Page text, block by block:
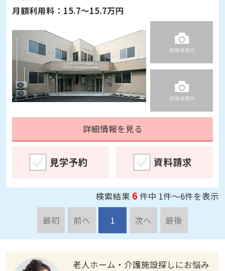
月額利用料： 15.7～15.7万円
詳細情報を見る
見学予約 資料請求
検索結果 6件中 1件～6件を表示
最初
前へ 1 次へ 最後
老人ホーム・介護施設探しにお悩み